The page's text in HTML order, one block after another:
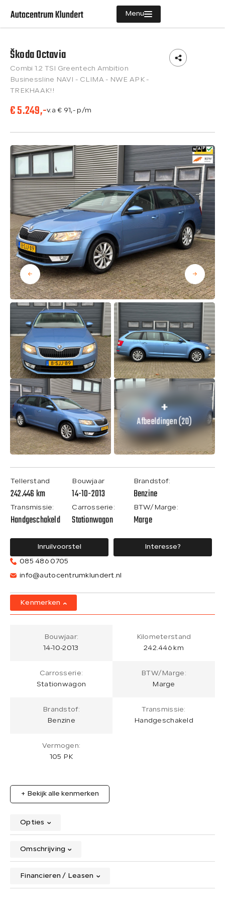
Menu
Diensten
Contact
Škoda Octavia
Combi 1.2 TSI Greentech Ambition
Businessline NAVI - CLIMA - NWE APK -
TREKHAAK!!
€ 5.249,-v.a € 91,- p/m
Afbeeldingen (20)
Tellerstand
242.446 km
Bouwjaar
14-10-2013
Brandstof:
Benzine
Transmissie:
Handgeschakeld
Carrosserie:
Stationwagon
BTW/Marge:
Marge
Inruilvoorstel
Interesse?
085 486 0705
info@autocentrumklundert.nl
Kenmerken
Bouwjaar:
14-10-2013
Kilometerstand
242.446 km
Carrosserie:
Stationwagon
BTW/Marge:
Marge
Brandstof:
Benzine
Transmissie:
Handgeschakeld
Vermogen:
105 PK
+ Bekijk alle kenmerken
Opties
Omschrijving
Financieren / Leasen